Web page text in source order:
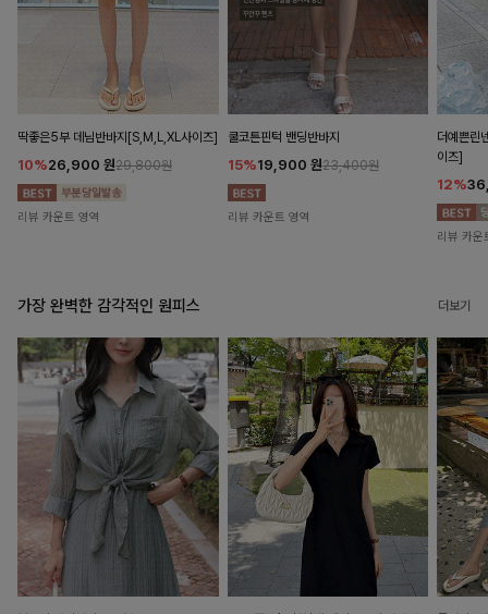
딱좋은5부 데님반바지[S,M,L,XL사이즈]
10%26,900 원29,800원
리뷰 카운트 영역
쿨코튼핀턱 밴딩반바지
15%19,900 원23,400원
리뷰 카운트 영역
더예쁜린
이즈]
12%
리뷰 카운
가장 완벽한 감각적인 원피스 더보기